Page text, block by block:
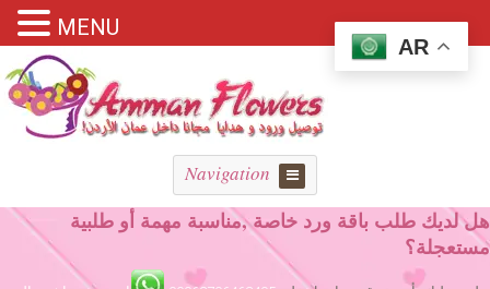
Navigation
هل لديك طلب باقة ورد خاصة ,مناسبة مهمة أو طلبية
مستعجلة؟
AR
MENU